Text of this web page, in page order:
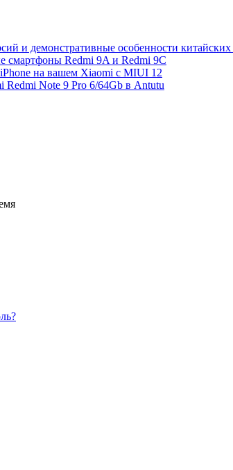
и демонстративные особенности китайских
смартфоны Redmi 9A и Redmi 9C
на вашем Xiaomi с MIUI 12
Redmi Note 9 Pro 6/64Gb в Antutu